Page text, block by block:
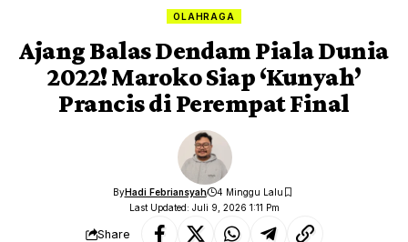
OLAHRAGA
Ajang Balas Dendam Piala Dunia
2022! Maroko Siap ‘Kunyah’
Prancis di Perempat Final
Last Updated: Juli 9, 2026 1:11 Pm
ByHadi Febriansyah 4 Minggu Lalu
Share